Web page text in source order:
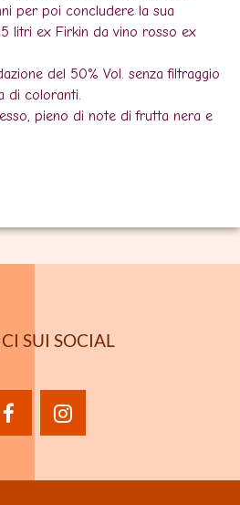
per poi concludere la sua
litri ex Firkin da vino rosso ex
del 50% Vol. senza filtraggio
di coloranti.
pieno di note di frutta nera e
SUI SOCIAL
facebookinstagram